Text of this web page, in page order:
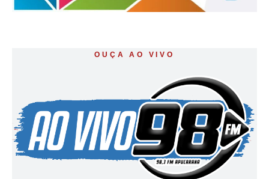
OUÇA AO VIVO